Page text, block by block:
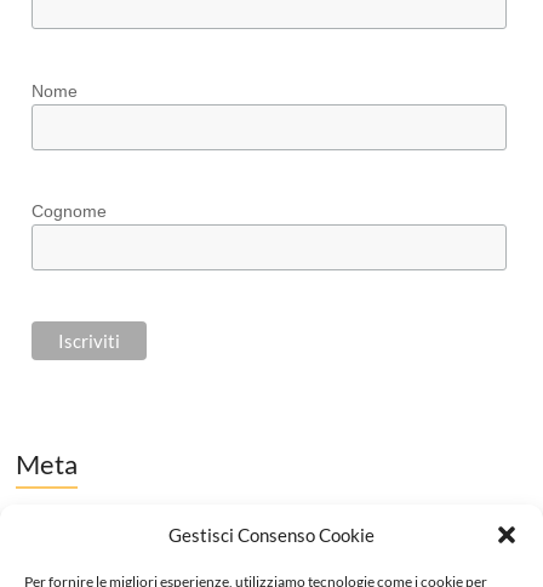
Gestisci Consenso Cookie
Per fornire le migliori esperienze, utilizziamo tecnologie come i cookie per
Nome
Cognome
Meta